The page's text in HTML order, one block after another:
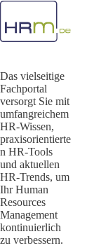
Das vielseitige
Fachportal
versorgt Sie mit
umfangreichem
HR-Wissen,
praxisorientierte
n HR-Tools
und aktuellen
HR-Trends, um
Ihr Human
Resources
Management
kontinuierlich
zu verbessern.